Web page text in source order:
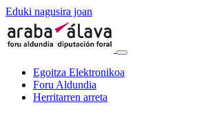
Eduki nagusira joan
Egoitza Elektronikoa
Foru Aldundia
Herritarren arreta